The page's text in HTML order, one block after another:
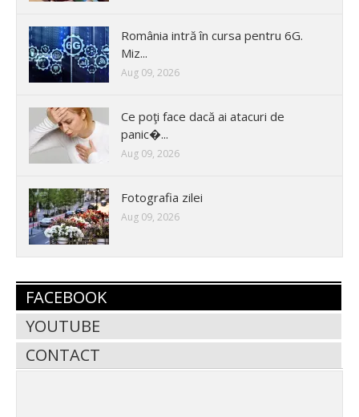
România intră în cursa pentru 6G.
Miz...
Aug 09, 2026
Ce poţi face dacă ai atacuri de
panic�...
Aug 09, 2026
Fotografia zilei
Aug 09, 2026
FACEBOOK
YOUTUBE
CONTACT